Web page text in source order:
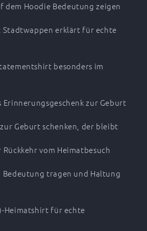
dem Hoodie Bedeutung zeigen
Stadtwappen erklärt für echte
besonders im
Erinnerungsgeschenk zur Geburt
Geburt schenken, der bleibt
Rückkehr vom Heimatbesuch
tragen und Haltung
Heimatshirt für echte